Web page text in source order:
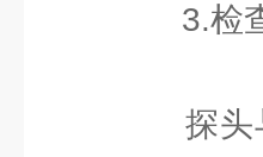
3.检查
探头与